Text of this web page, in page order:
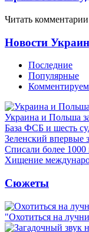
Читать комментарии
Новости
Последние
Популярные
Украина и Польша
База ФСБ и шесть
Зеленский
Списали более
Хищение
Сюжеты
"Охотиться на